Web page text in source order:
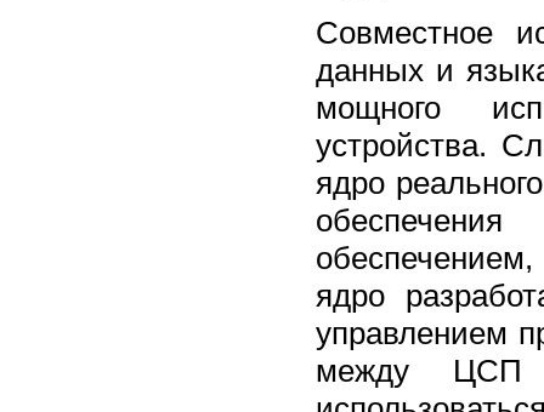
Совместное
данных и
мощного
устройства.
ядро
ядро
управлением
между ЦСП